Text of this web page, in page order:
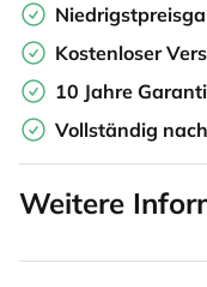
Kostenloser
10 Jahre
Vollständig
Weitere